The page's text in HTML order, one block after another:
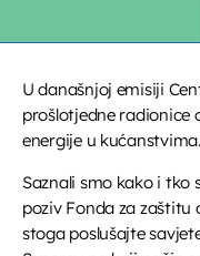
EMISIJE
UPRAVO ETERU
U današnjoj emisiji
prošlotjedne radionice
energije u kućanstvima.
Saznali smo kako i tko
poziv Fonda za zaštitu
stoga poslušajte